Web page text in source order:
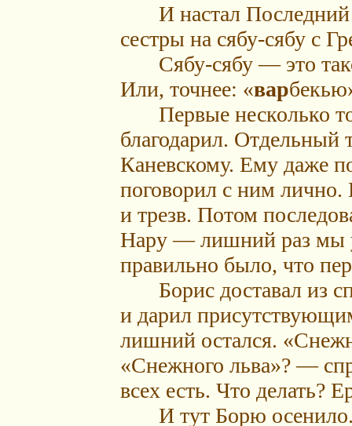
И настал Последний
сестры на сябу-сябу с
Сябу-сябу — это
Или, точнее: «вар
Первые несколько
благодарил.
Каневскому. Ему даже
поговорил с ним лично.
и трезв. Потом
Нару — лишний раз мы
правильно было, что
Борис доставал из
и дарил
лишний остался.
«Снежного льва»? —
всех есть. Что делать?
И тут Борю